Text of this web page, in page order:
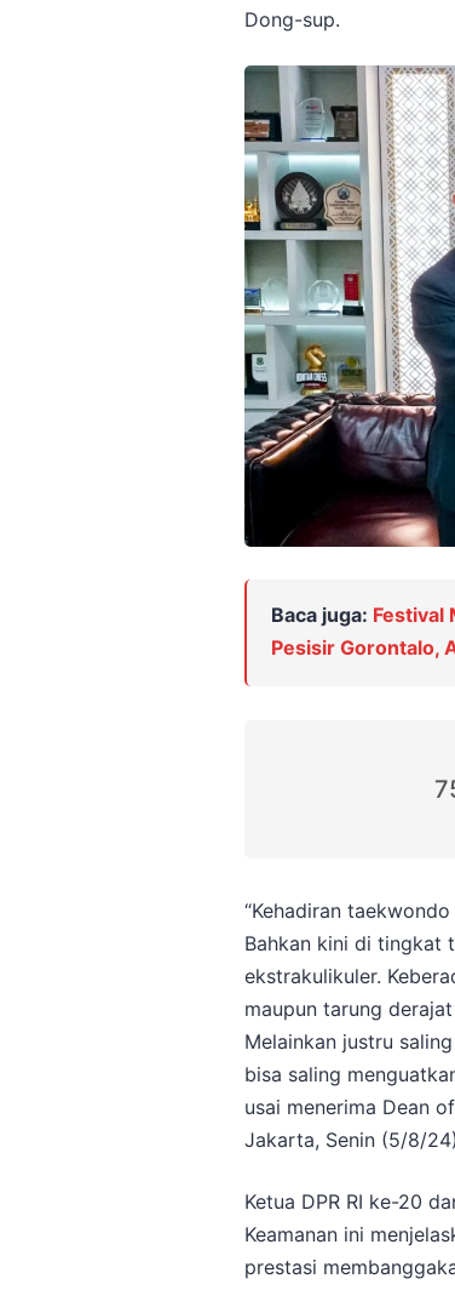
Dong-sup.
Baca juga: Festival
Pesisir Gorontalo,
“Kehadiran
Bahkan kini di tingkat
ekstrakulikuler.
maupun tarung
Melainkan justru
bisa saling
usai menerima Dean
Jakarta, Senin (5/8/
Ketua DPR RI ke-20
Keamanan ini
prestasi